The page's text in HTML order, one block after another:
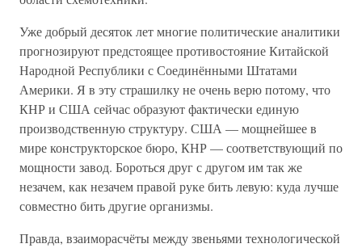
Уже добрый десяток лет многие политические аналитики
прогнозируют предстоящее противостояние Китайской
Народной Республики с Соединёнными Штатами
Америки. Я в эту страшилку не очень верю потому, что
КНР и США сейчас образуют фактически единую
производственную структуру. США — мощнейшее в
мире конструкторское бюро, КНР — соответствующий по
мощности завод. Бороться друг с другом им так же
незачем, как незачем правой руке бить левую: куда лучше
совместно бить другие организмы.
Правда, взаиморасчёты между звеньями технологической